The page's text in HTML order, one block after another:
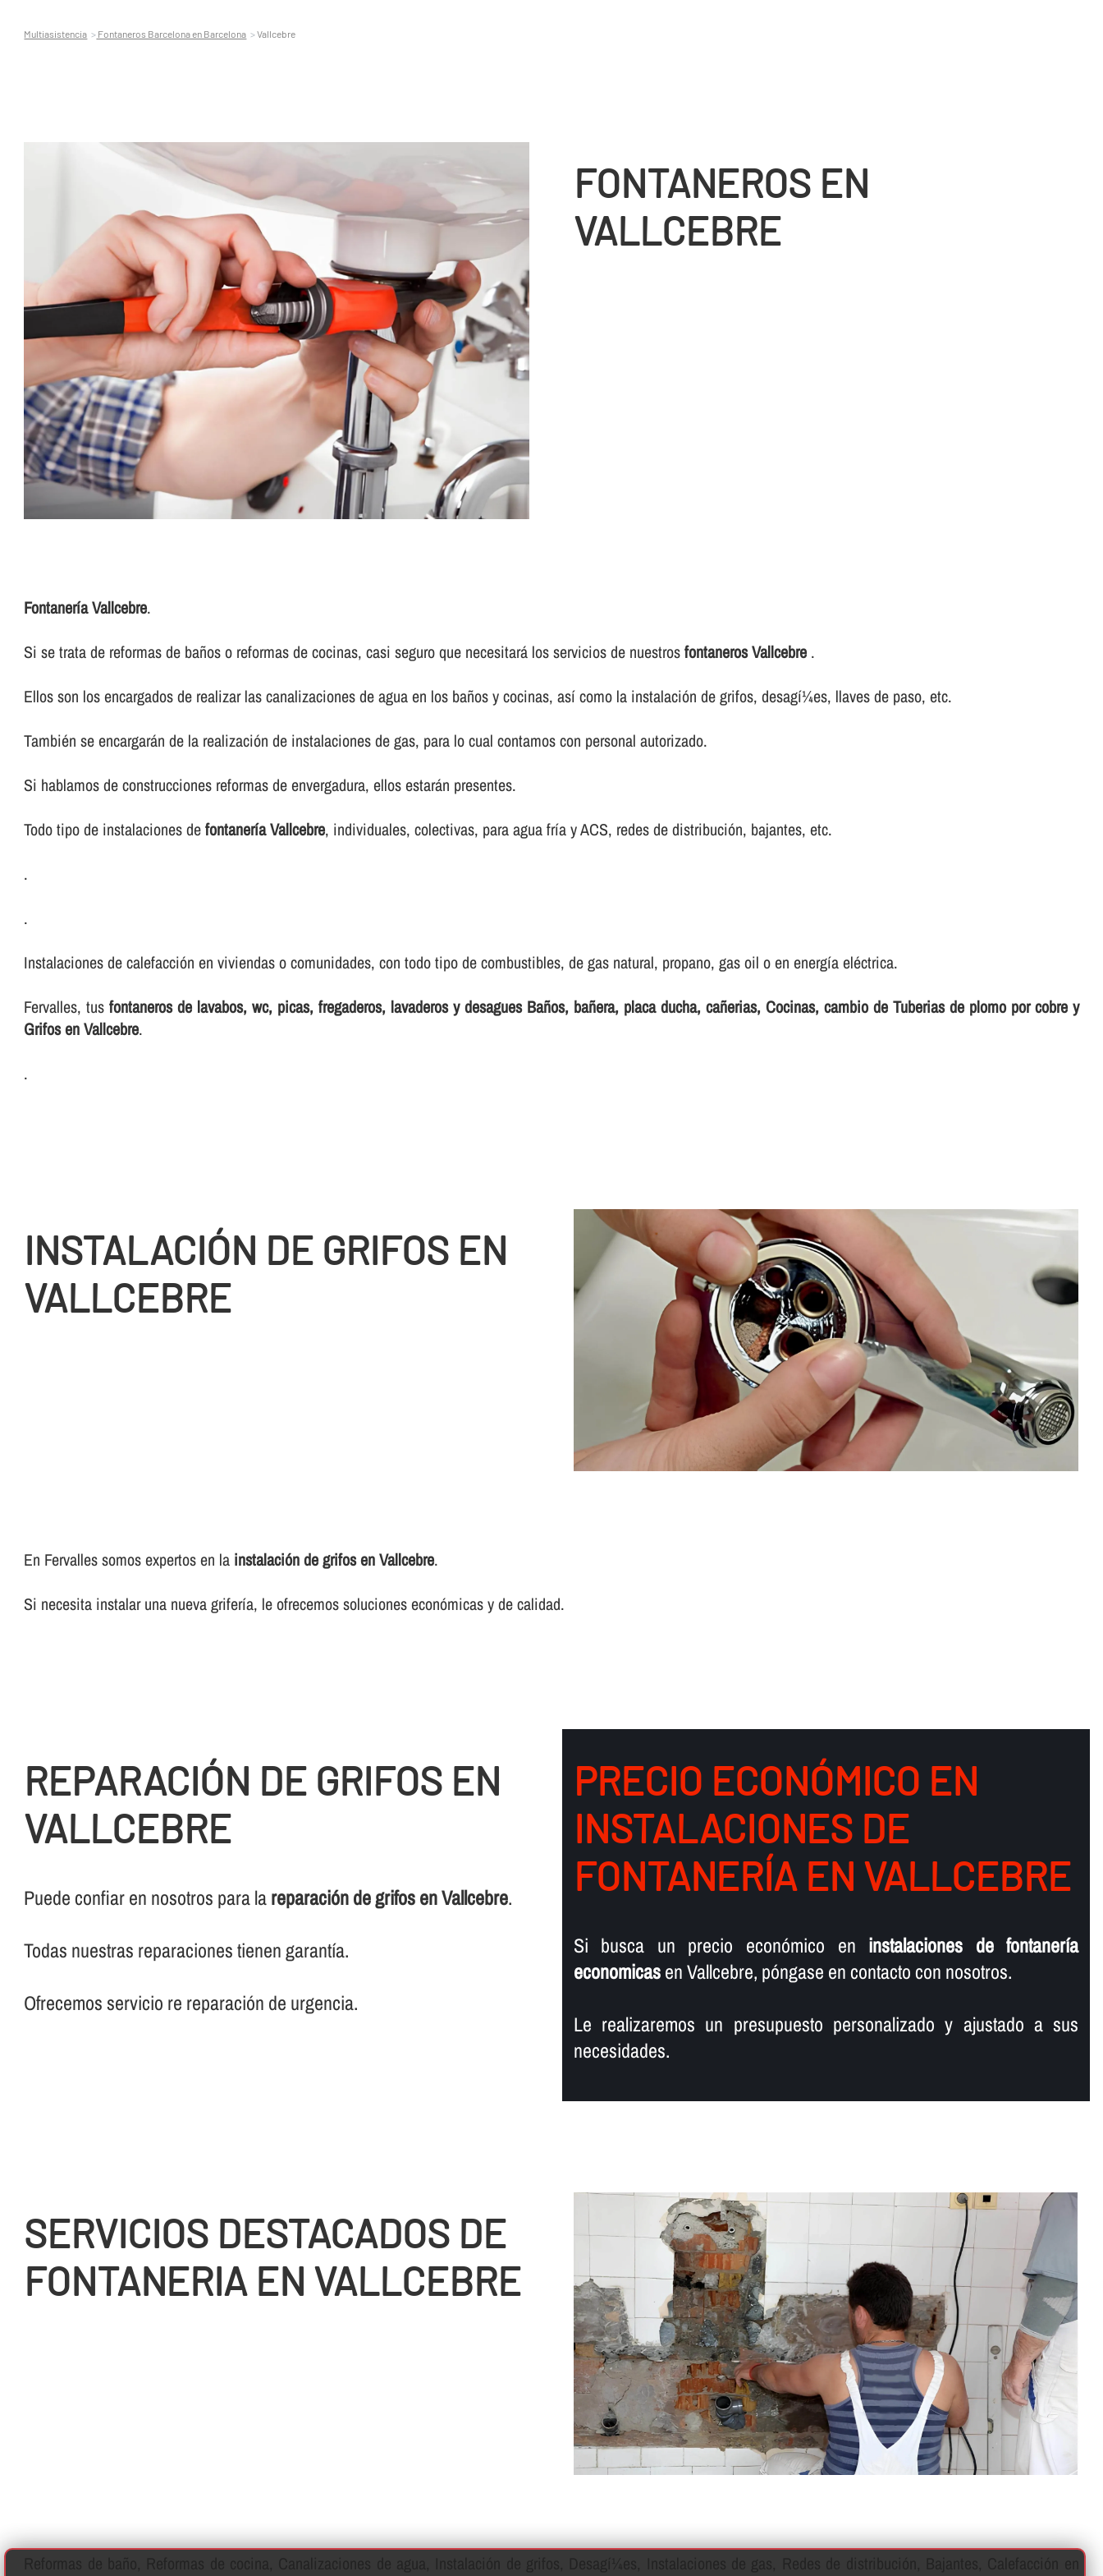
Multiasistencia Fontaneros Barcelona en Barcelona Vallcebre
FONTANEROS EN
VALLCEBRE
Fontanerí­a Vallcebre.
Si se trata de reformas de baños o reformas de cocinas, casi seguro que necesitará los servicios de nuestrosfontaneros Vallcebre .
Ellos son los encargados de realizar las canalizaciones de agua en los baños y cocinas, así­ como la instalación de grifos, desagí¼es, llaves de paso, etc.
También se encargarán de la realización de instalaciones de gas, para lo cual contamos con personal autorizado.
Si hablamos de construcciones reformas de envergadura, ellos estarán presentes.
Todo tipo de instalaciones defontanerí­a Vallcebre, individuales, colectivas, para agua frí­a y ACS, redes de distribución, bajantes, etc.
.
.
Instalaciones de calefacción en viviendas o comunidades, con todo tipo de combustibles, de gas natural, propano, gas oil o en energí­a eléctrica.
Fervalles, tusfontaneros de lavabos, wc, picas, fregaderos, lavaderos y desagues Baños, bañera, placa ducha, cañerias, Cocinas, cambio de Tuberias de plomo por cobre y
Grifos en Vallcebre.
.
INSTALACIÓN DE GRIFOS EN
VALLCEBRE
En Fervalles somos expertos en la instalación de grifos en Vallcebre.
Si necesita instalar una nueva griferí­a, le ofrecemos soluciones económicas y de calidad.
REPARACIÓN DE GRIFOS EN
VALLCEBRE
Puede confiar en nosotros para lareparación de grifos en Vallcebre.
Todas nuestras reparaciones tienen garantí­a.
Ofrecemos servicio re reparación de urgencia.
PRECIO ECONÓMICO EN
INSTALACIONES DE
FONTANERÍ­A EN VALLCEBRE
Si busca un precio económico en instalaciones de fontanerí­a
economicasen Vallcebre, póngase en contacto con nosotros.
Le realizaremos un presupuesto personalizado y ajustado a sus
necesidades.
SERVICIOS DESTACADOS DE
FONTANERIA EN VALLCEBRE